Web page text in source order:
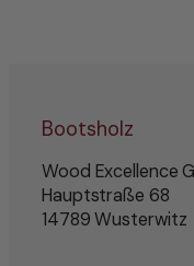
Bootsholz
Wood Excellence
Hauptstraße 68
14789 Wusterwitz